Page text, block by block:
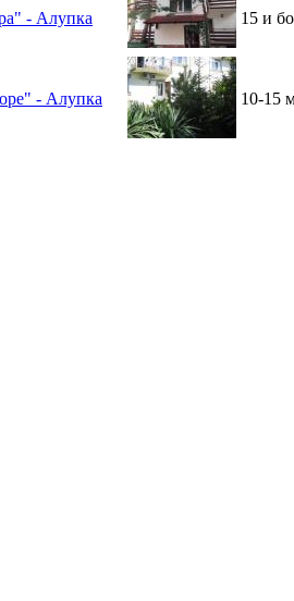
- Алупка 15 и
- Алупка 10-15